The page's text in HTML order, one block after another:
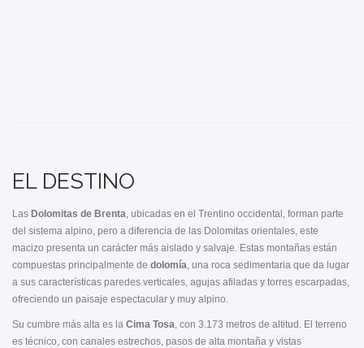
EL DESTINO
Las Dolomitas de Brenta, ubicadas en el Trentino occidental, forman parte
del sistema alpino, pero a diferencia de las Dolomitas orientales, este
macizo presenta un carácter más aislado y salvaje. Estas montañas están
compuestas principalmente de dolomía, una roca sedimentaria que da lugar
a sus características paredes verticales, agujas afiladas y torres escarpadas,
ofreciendo un paisaje espectacular y muy alpino.
Su cumbre más alta es la Cima Tosa, con 3.173 metros de altitud. El terreno
es técnico, con canales estrechos, pasos de alta montaña y vistas